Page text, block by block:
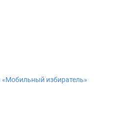
«Мобильный избиратель»